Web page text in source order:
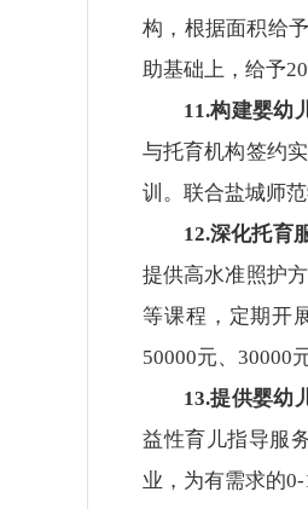
构，根据面积给
助基础上，给予
11.构建婴幼
与托育机构签约
训。联合盐城师
12.深化托育
提供高水准照护
等课程，定期开
50000元、30000
13.提供婴幼
益性育儿指导服
业，为有需求的